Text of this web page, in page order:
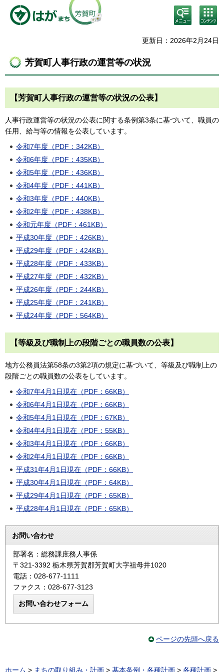
検
索・
メニ
コン
テン
ニュ
更新日：2026年2月24日
芳賀町人事行政の運営等の状況
【芳賀町人事行政の運営等の状況の公表】
人事行政運営等の状況の公表に関する条例第3条に基づいて、職員の
任用、給与等の情報を公表しています。
令和7年度（PDF：342KB）
令和6年度（PDF：435KB）
令和5年度（PDF：436KB）
令和4年度（PDF：441KB）
令和3年度（PDF：440KB）
令和2年度（PDF：438KB）
令和元年度（PDF：461KB）
平成30年度（PDF：426KB）
平成29年度（PDF：424KB）
平成28年度（PDF：433KB）
平成27年度（PDF：432KB）
平成26年度（PDF：244KB）
平成25年度（PDF：241KB）
平成24年度（PDF：564KB）
【等級及び職制上の段階ごとの職員数の公表】
地方公務員法第58条の3第2項の規定に基づいて、等級及び職制上の
段階ごとの職員数の公表をしています。
令和7年4月1日現在（PDF：66KB）
令和6年4月1日現在（PDF：66KB）
令和5年4月1日現在（PDF：67KB）
令和4年4月1日現在（PDF：55KB）
令和3年4月1日現在（PDF：66KB）
令和2年4月1日現在（PDF：66KB）
平成31年4月1日現在（PDF：66KB）
平成30年4月1日現在（PDF：64KB）
平成29年4月1日現在（PDF：65KB）
平成28年4月1日現在（PDF：65KB）
お問い合わせ
部署名：総務課庶務人事係
〒321-3392 栃木県芳賀郡芳賀町大字祖母井1020
電話：028-677-1111
ファクス：028-677-3123
ページの先頭へ戻る
ホーム > まちの取り組み・計画 > 基本条例・各種計画 > 各種計画 >